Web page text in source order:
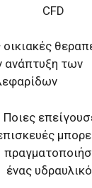
CFD
ανάπτυξη των
Ποιες
ένας